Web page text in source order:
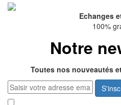
Echanges
100%
Notre
Toutes nos nouveautés